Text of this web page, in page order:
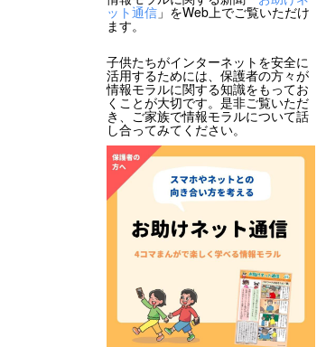
ット通信 」をWeb上でご覧いただけ
ます。
子供たちがインターネットを安全に
活用するためには、保護者の方々が
情報モラルに関する知識をもってお
くことが大切です。是非ご覧いただ
き、ご家族で情報モラルについて話
し合ってみてください。